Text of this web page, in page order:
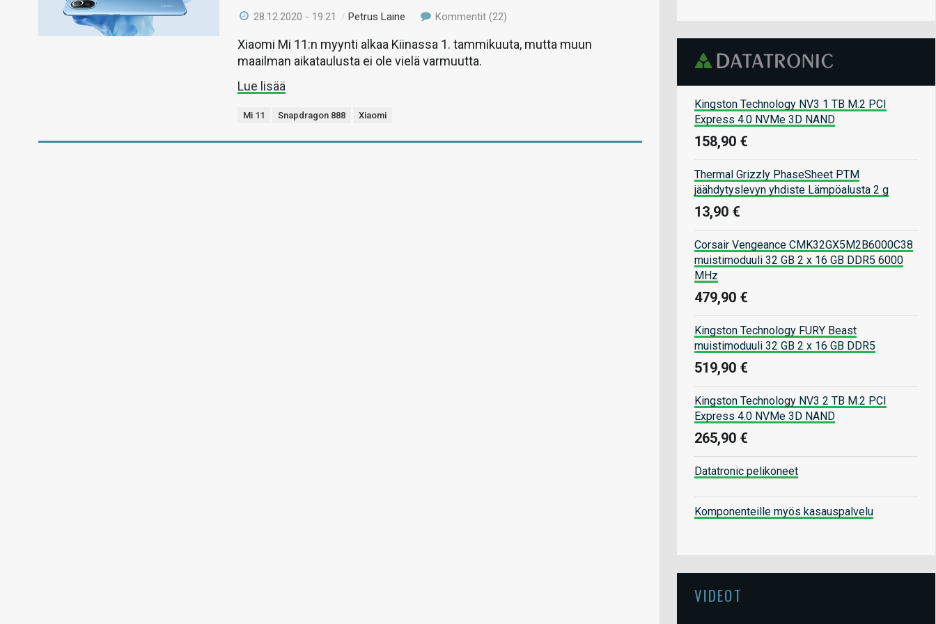
28.12.2020 - 19:21 /Petrus Laine Kommentit (22)
Xiaomi Mi 11:n myynti alkaa Kiinassa 1. tammikuuta, mutta muun
maailman aikataulusta ei ole vielä varmuutta.
Lue lisää
Mi 11 Snapdragon 888 Xiaomi
Kingston Technology NV3 1 TB M.2 PCI
Express 4.0 NVMe 3D NAND
158,90 €
Thermal Grizzly PhaseSheet PTM
jäähdytyslevyn yhdiste Lämpöalusta 2 g
13,90 €
Corsair Vengeance CMK32GX5M2B6000C38
muistimoduuli 32 GB 2 x 16 GB DDR5 6000
MHz
479,90 €
Kingston Technology FURY Beast
muistimoduuli 32 GB 2 x 16 GB DDR5
519,90 €
Kingston Technology NV3 2 TB M.2 PCI
Express 4.0 NVMe 3D NAND
265,90 €
Datatronic pelikoneet
Komponenteille myös kasauspalvelu
VIDEOT